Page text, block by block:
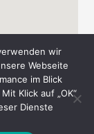
GbR
wir
Webseite
im Blick
Klick auf „OK“
Dienste